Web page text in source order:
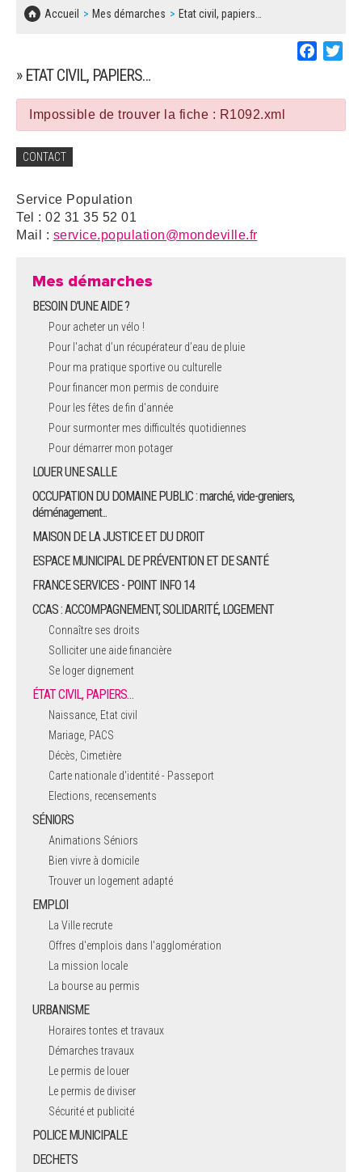
Accueil Mes démarches Etat civil, papiers…
» ETAT CIVIL, PAPIERS…
Impossible de trouver la fiche : R1092.xml
CONTACT
Service Population
Tel : 02 31 35 52 01
Mail : service.population@mondeville.fr
Mes démarches
BESOIN D'UNE AIDE ?
Pour acheter un vélo !
Pour l'achat d’un récupérateur d’eau de pluie
Pour ma pratique sportive ou culturelle
Pour financer mon permis de conduire
Pour les fêtes de fin d'année
Pour surmonter mes difficultés quotidiennes
Pour démarrer mon potager
LOUER UNE SALLE
OCCUPATION DU DOMAINE PUBLIC : marché, vide-greniers,
déménagement...
MAISON DE LA JUSTICE ET DU DROIT
ESPACE MUNICIPAL DE PRÉVENTION ET DE SANTÉ
FRANCE SERVICES - POINT INFO 14
CCAS : ACCOMPAGNEMENT, SOLIDARITÉ, LOGEMENT
Connaître ses droits
Solliciter une aide financière
Se loger dignement
ÉTAT CIVIL, PAPIERS…
Naissance, Etat civil
Mariage, PACS
Décès, Cimetière
Carte nationale d'identité - Passeport
Elections, recensements
SÉNIORS
Animations Séniors
Bien vivre à domicile
Trouver un logement adapté
EMPLOI
La Ville recrute
Offres d'emplois dans l'agglomération
La mission locale
La bourse au permis
URBANISME
Horaires tontes et travaux
Démarches travaux
Le permis de louer
Le permis de diviser
Sécurité et publicité
POLICE MUNICIPALE
DECHETS
CONCERTATIONS PUBLIQUES
SOLIDARITÉ, LOGEMENT
EMPLOI
URBANISME
POLICE MUNICIPALE
BESOIN D'UNE AIDE ?
LES ASSOCIATIONS
MARCHÉS PUBLICS
SUR LES RISQUES MAJEURS
REGLEMENT LOCAL DE PUBLICITÉ
DECLARATION DE DEMARCHAGE
DOSSIER DE DEMANDE DE SUBVENTION
DEMANDE DE PRÊT DE MATERIEL
FICHE D'ORGANISATION MANIFESTATION
PLAN D'ACTION MUNICIPAL
ARRÊTÉS MUNICIPAUX